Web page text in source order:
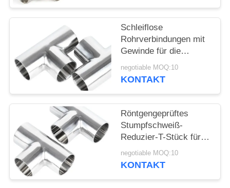
PRIVACY
POLICY
Schleiflose
Rohrverbindungen mit
Gewinde für die
Kupferrohrschmiede
negotiable MOQ:10
KONTAKT
Röntgengeprüftes
Stumpfschweiß-
Reduzier-T-Stück für
Erdölanwendungen in
Raffinerien
negotiable MOQ:10
KONTAKT